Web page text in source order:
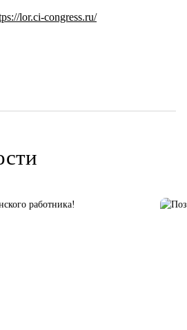
lor.ci-congress.ru/